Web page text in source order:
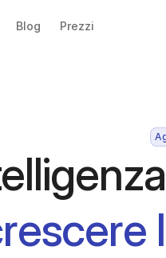
Blog Prezzi